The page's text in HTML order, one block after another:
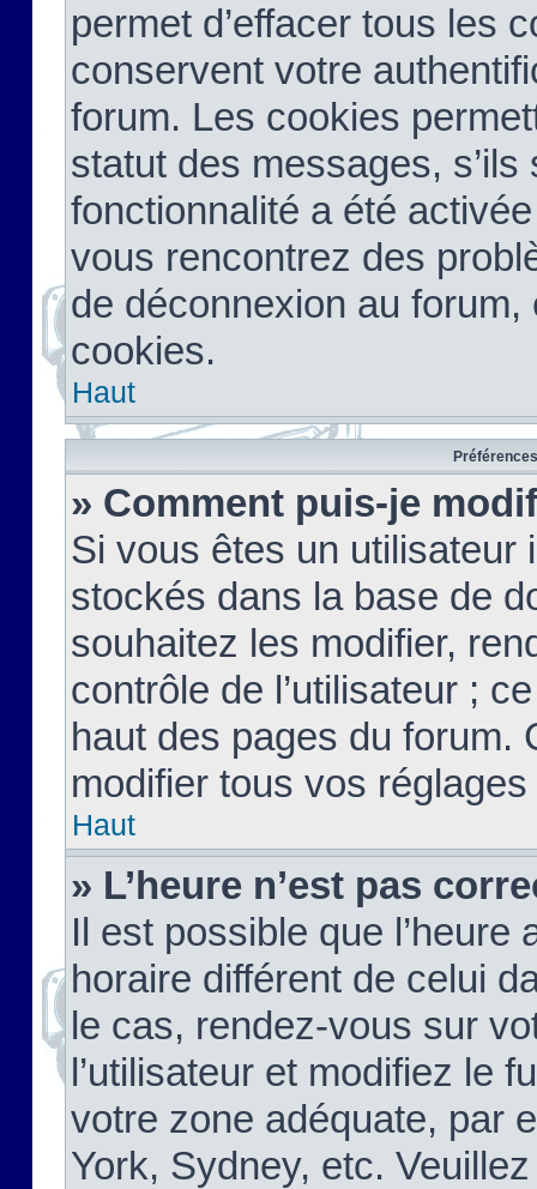
permet d’effacer tous les
conservent votre
forum. Les cookies
statut des messages,
fonctionnalité a été
vous rencontrez des
de déconnexion au
cookies.
Haut
» Comment puis-je
Si vous êtes un
stockés dans la base de
souhaitez les modifier,
contrôle de l’utilisateur ;
haut des pages du forum.
modifier tous vos
Haut
» L’heure n’est pas
Il est possible que
horaire différent de celui
le cas, rendez-vous sur
l’utilisateur et modifiez le
votre zone adéquate, par
York, Sydney, etc.